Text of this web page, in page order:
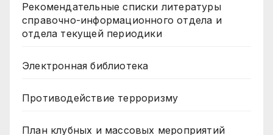
Рекомендательные списки литературы
справочно-информационного отдела и
отдела текущей периодики
Электронная библиотека
Противодействие терроризму
План клубных и массовых мероприятий